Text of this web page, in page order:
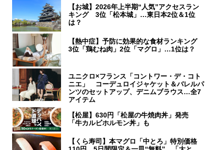
【お城】2026年上半期“人気”アクセスラン
キング 3位「松本城」…東日本2位＆1位
は？
【熱中症】予防に効果的な食材ランキング
3位「鶏むね肉」2位「マグロ」…1位は？
ユニクロ×フランス「コントワー・デ・コト
ニエ」 コーデュロイジャケット＆バレルパ
ンツのセットアップ、デニムブラウス…全7
アイテム
【松屋】630円「松屋の牛焼肉丼」発売
「牛カルビホルモン丼」も
【くら寿司】本マグロ「中とろ」特別価格